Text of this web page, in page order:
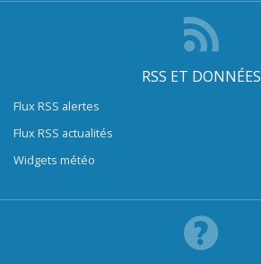
RSS ET DONNÉES
Flux RSS alertes
Flux RSS actualités
Widgets météo